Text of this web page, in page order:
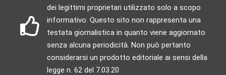
dei legittimi proprietari utilizzato solo a scopo
informativo. Questo sito non rappresenta una
testata giornalistica in quanto viene aggiornato
senza alcuna periodicità. Non può pertanto
considerarsi un prodotto editoriale ai sensi della
legge n. 62 del 7.03.20